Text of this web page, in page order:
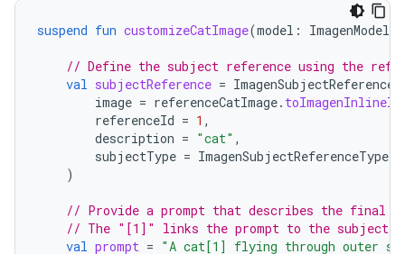
suspend fun customizeCatImage(model : ImagenModel
// Define the subject reference using the
val subjectReference = ImagenSubjectReference
image = referenceCatImage.
referenceId = 1 ,
description = "cat" ,
subjectType = ImagenSubjectReferenceType
)
// Provide a prompt that describes the final
// The "[1]" links the prompt to the subject
val prompt = "A cat[1] flying through outer